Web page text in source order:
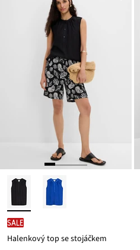
SALE
Halenkový top se stojáčkem